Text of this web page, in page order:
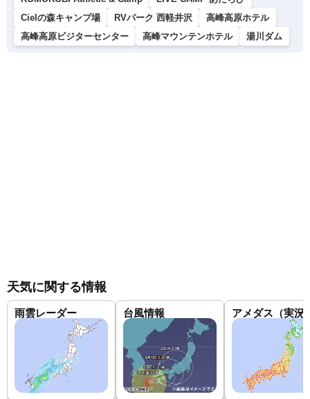
Cielの森キャンプ場
RVパーク 西軽井沢
高峰高原ホテル
高峰高原ビジターセンター
高峰マウンテンホテル 湯川ダム
天気に関する情報
雨雲レーダー 台風情報 アメダス（実況